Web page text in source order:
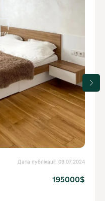
Дата публікації: 09.07.2024
195000$